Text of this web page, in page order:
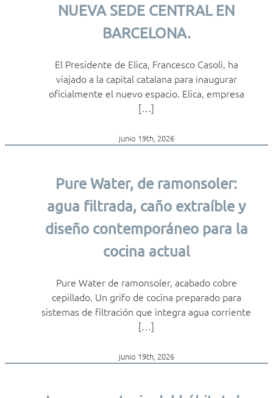
NUEVA SEDE CENTRAL EN
BARCELONA.
El Presidente de Elica, Francesco Casoli, ha
viajado a la capital catalana para inaugurar
oficialmente el nuevo espacio. Elica, empresa
[…]
junio 19th, 2026
Pure Water, de ramonsoler:
agua filtrada, caño extraíble y
diseño contemporáneo para la
cocina actual
Pure Water de ramonsoler, acabado cobre
cepillado. Un grifo de cocina preparado para
sistemas de filtración que integra agua corriente
[…]
junio 19th, 2026